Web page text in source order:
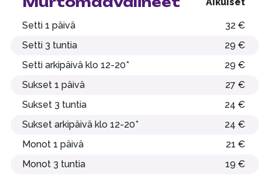
Setti 1 päivä
32 €
Setti 3 tuntia
29 €
Setti arkipäivä klo 12-20*
29 €
Sukset 1 päivä
27 €
Sukset 3 tuntia
24 €
Sukset arkipäivä klo 12-20*
24 €
Monot 1 päivä
21 €
Monot 3 tuntia
19 €